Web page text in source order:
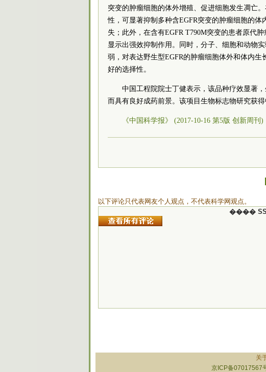
突变的肿瘤细胞的体外增殖、促进细胞发生凋亡
性，可显著抑制多种含EGFR突变的肿瘤细胞的
失；此外，在含有EGFR T790M突变的患者原代
显示出强效抑制作用。同时，分子、细胞和动物
弱，对表达野生型EGFR的肿瘤细胞体外和体内
好的选择性。
中国工程院院士丁健表示，该品种疗效显著
而具有良好成药前景。该项目生物标志物研究获
《中国科学报》 (2017-10-16 第5版 创新周刊)
以下评论只代表网友个人观点，不代表科学网观点。
����
关
京ICP备07017567